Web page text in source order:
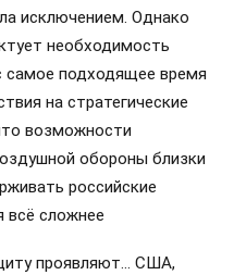
исключением. Однако
необходимость
самое подходящее время
на стратегические
возможности
обороны близки
российские
всё сложнее
проявляют… США,